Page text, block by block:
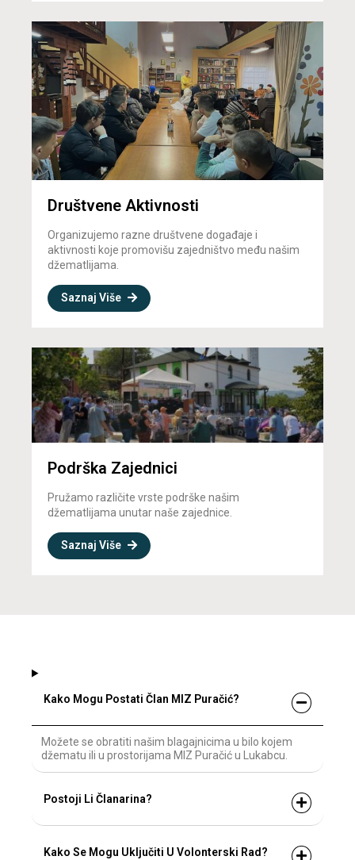
Društvene Aktivnosti
Organizujemo razne društvene događaje i
aktivnosti koje promovišu zajedništvo među našim
džematlijama.
Saznaj Više
Podrška Zajednici
Pružamo različite vrste podrške našim
džematlijama unutar naše zajednice.
Saznaj Više
Kako Mogu Postati Član MIZ Puračić?
Možete se obratiti našim blagajnicima u bilo kojem
džematu ili u prostorijama MIZ Puračić u Lukabcu.
Postoji Li Članarina?
Kako Se Mogu Uključiti U Volonterski Rad?